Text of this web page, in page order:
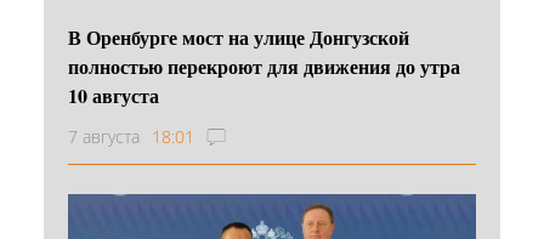
В Оренбурге мост на улице Донгузской
полностью перекроют для движения до утра
10 августа
7 августа 18:01